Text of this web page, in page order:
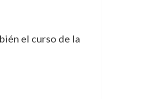
el curso de la